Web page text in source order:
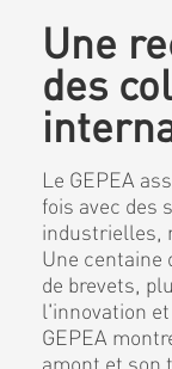
Une
des
Le GEPEA
fois avec des
industrielles,
Une centaine
de brevets,
l'innovation
GEPEA
amont et son